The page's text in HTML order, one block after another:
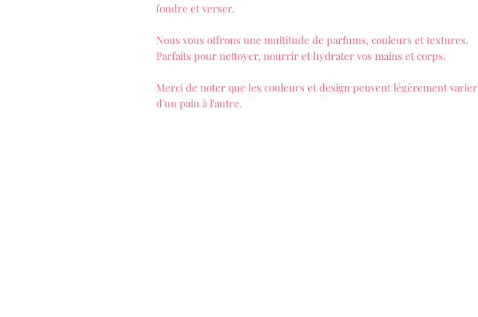
fondre et verser.
Nous vous offrons une multitude de parfums, couleurs et textures.
Parfaits pour nettoyer, nourrir et hydrater vos mains et corps.
Merci de noter que les couleurs et design peuvent légèrement varier
d'un pain à l'autre.